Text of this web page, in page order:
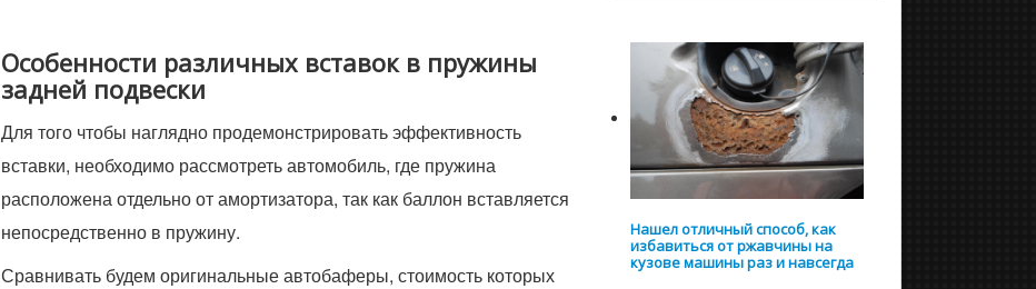
Особенности различных вставок в пружины
задней подвески
Для того чтобы наглядно продемонстрировать эффективность
вставки, необходимо рассмотреть автомобиль, где пружина
расположена отдельно от амортизатора, так как баллон вставляется
непосредственно в пружину.
Сравнивать будем оригинальные автобаферы, стоимость которых
Нашел отличный способ, как
избавиться от ржавчины на
кузове машины раз и навсегда